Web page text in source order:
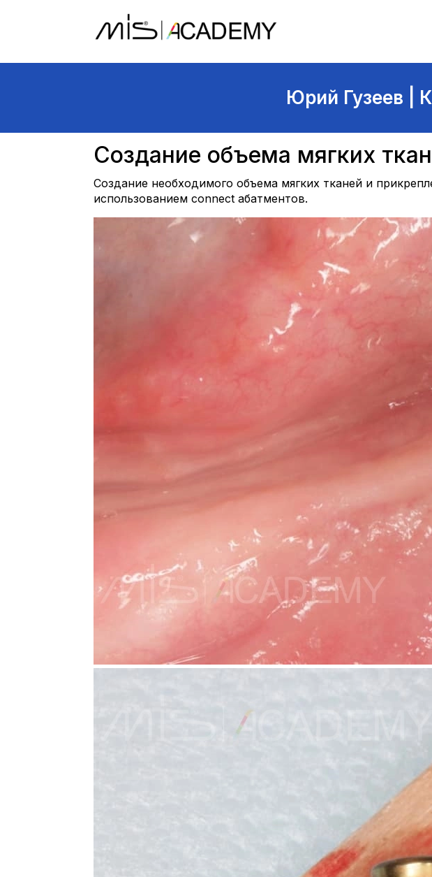
Юрий Гузеев |
Создание объема мягких
Создание необходимого объема мягких тканей и
использованием connect абатментов.